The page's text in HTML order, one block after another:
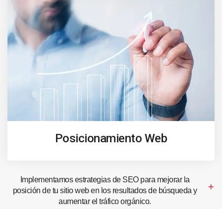
Posicionamiento Web
Implementamos estrategias de SEO para mejorar la
posición de tu sitio web en los resultados de búsqueda y
aumentar el tráfico orgánico.